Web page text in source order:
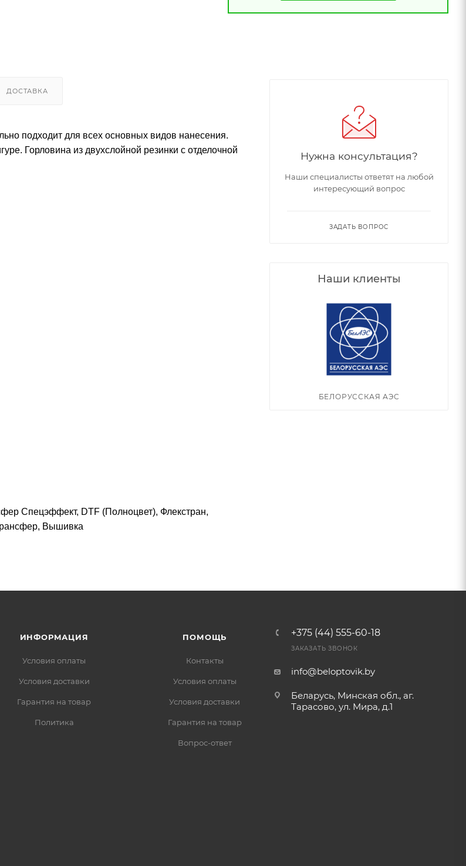
ДОСТАВКА
подходит для всех основных видов нанесения.
Горловина из двухслойной резинки с отделочной
Спецэффект, DTF (Полноцвет), Флекстран,
Вышивка
Нужна консультация?
Наши специалисты ответят на любой
интересующий вопрос
ЗАДАТЬ ВОПРОС
Наши клиенты
БЕЛОРУССКАЯ АЭС
ИНФОРМАЦИЯ
Условия оплаты
Условия доставки
Гарантия на товар
Политика
ПОМОЩЬ
Контакты
Условия оплаты
Условия доставки
Гарантия на товар
Вопрос-ответ
+375 (44) 555-60-18
ЗАКАЗАТЬ ЗВОНОК
info@beloptovik.by
Беларусь, Минская обл., аг.
Тарасово, ул. Мира, д.1